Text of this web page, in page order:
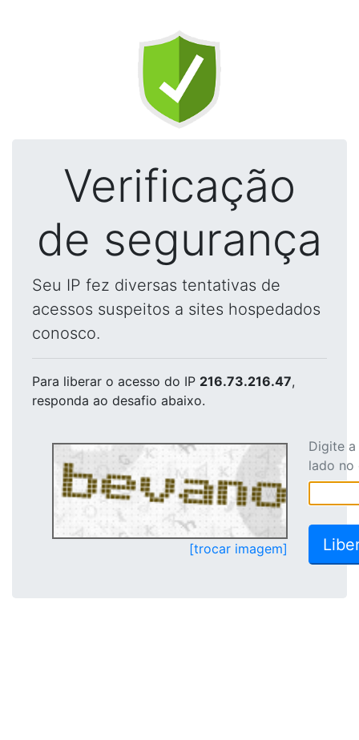
Verificação
de segurança
Seu IP fez diversas tentativas de
acessos suspeitos a sites hospedados
conosco.
Para liberar o acesso do IP 216.73.216.47,
responda ao desafio abaixo.
[trocar imagem]
Digite
lado no